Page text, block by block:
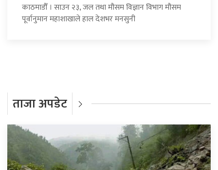
काठमाडौँ । साउन २३, जल तथा मौसम विज्ञान विभाग मौसम
पूर्वानुमान महाशाखाले हाल देशभर मनसुनी
ताजा अपडेट